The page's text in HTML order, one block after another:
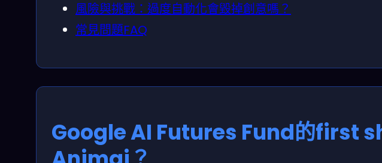
風險與挑戰：過度自動化會毀掉創意嗎？
常見問題FAQ
Google AI Futures Fund的first